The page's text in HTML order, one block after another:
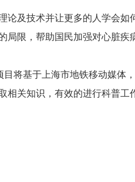
论及技术并让更多的人学会如
限，帮助国民加强对心脏疾
将基于上海市地铁移动媒体
关知识，有效的进行科普工